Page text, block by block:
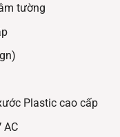
tường
Plastic cao cấp
AC